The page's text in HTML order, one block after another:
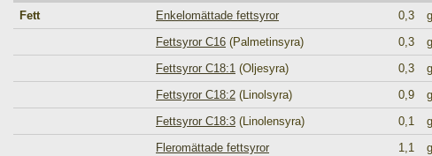
Fett Enkelomättade fettsyror 0,3
g
Fettsyror C16 (Palmetinsyra) 0,3
g
Fettsyror C18:1 (Oljesyra) 0,3
g
Fettsyror C18:2 (Linolsyra) 0,9
g
Fettsyror C18:3 (Linolensyra) 0,1
g
Fleromättade fettsyror
1,1
g